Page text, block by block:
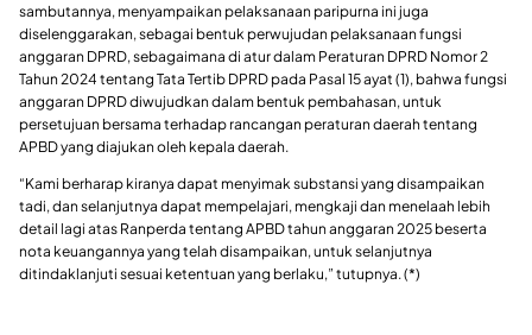
sambutannya, menyampaikan pelaksanaan paripurna ini juga
diselenggarakan, sebagai bentuk perwujudan pelaksanaan fungsi
anggaran DPRD, sebagaimana di atur dalam Peraturan DPRD Nomor 2
Tahun 2024 tentang Tata Tertib DPRD pada Pasal 15 ayat (1), bahwa fungsi
anggaran DPRD diwujudkan dalam bentuk pembahasan, untuk
persetujuan bersama terhadap rancangan peraturan daerah tentang
APBD yang diajukan oleh kepala daerah.
“Kami berharap kiranya dapat menyimak substansi yang disampaikan
tadi, dan selanjutnya dapat mempelajari, mengkaji dan menelaah lebih
detail lagi atas Ranperda tentang APBD tahun anggaran 2025 beserta
nota keuangannya yang telah disampaikan, untuk selanjutnya
ditindaklanjuti sesuai ketentuan yang berlaku,” tutupnya. (*)